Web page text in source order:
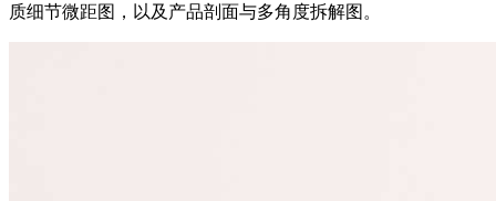
质细节微距图，以及产品剖面与多角度拆解图。